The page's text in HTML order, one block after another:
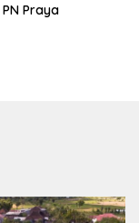
PN Praya